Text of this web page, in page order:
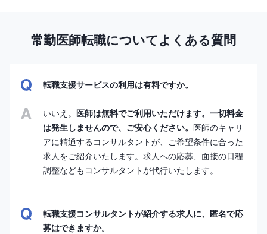
常勤医師転職についてよくある質問
転職支援サービスの利用は有料ですか。
いいえ。 医師は無料でご利用いただけます。一切料金
は発生しませんので、ご安心ください。 医師のキャリ
アに精通するコンサルタントが、ご希望条件に合った
求人をご紹介いたします。求人への応募、面接の日程
調整などもコンサルタントが代行いたします。
転職支援コンサルタントが紹介する求人に、匿名で応
募はできますか。